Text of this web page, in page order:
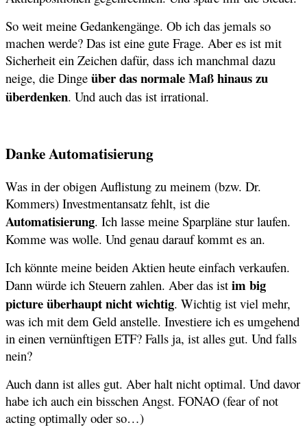
So weit meine Gedankengänge. Ob ich das jemals so
machen werde? Das ist eine gute Frage. Aber es ist mit
Sicherheit ein Zeichen dafür, dass ich manchmal dazu
neige, die Dinge über das normale Maß hinaus zu
überdenken. Und auch das ist irrational.
Danke Automatisierung
Was in der obigen Auflistung zu meinem (bzw. Dr.
Kommers) Investmentansatz fehlt, ist die
Automatisierung. Ich lasse meine Sparpläne stur laufen.
Komme was wolle. Und genau darauf kommt es an.
Ich könnte meine beiden Aktien heute einfach verkaufen.
Dann würde ich Steuern zahlen. Aber das ist im big
picture überhaupt nicht wichtig. Wichtig ist viel mehr,
was ich mit dem Geld anstelle. Investiere ich es umgehend
in einen vernünftigen ETF? Falls ja, ist alles gut. Und falls
nein?
Auch dann ist alles gut. Aber halt nicht optimal. Und davor
habe ich auch ein bisschen Angst. FONAO (fear of not
acting optimally oder so…)